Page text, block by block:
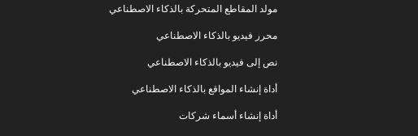
مولد المقاطع المتحركة بالذكاء الاصطناعي
محرر فيديو بالذكاء الاصطناعي
نص إلى فيديو بالذكاء الاصطناعي
أداة إنشاء المواقع بالذكاء الاصطناعي
أداة إنشاء أسماء شركات